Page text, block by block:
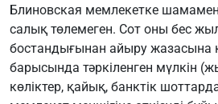
Блиновская мемлекетке
салық төлемеген. Сот оны бес
бостандығынан айыру жазасына
барысында тәркіленген мүлкін
көліктер, қайық, банктік